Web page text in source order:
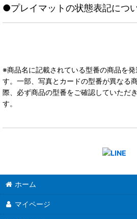
●プレイマットの状態表記につ
※商品名に記載されている型番の商品を
す。一部、写真とカードの型番が異なる
際、必ず商品の型番をご確認していただ
す。
ホーム
マイページ